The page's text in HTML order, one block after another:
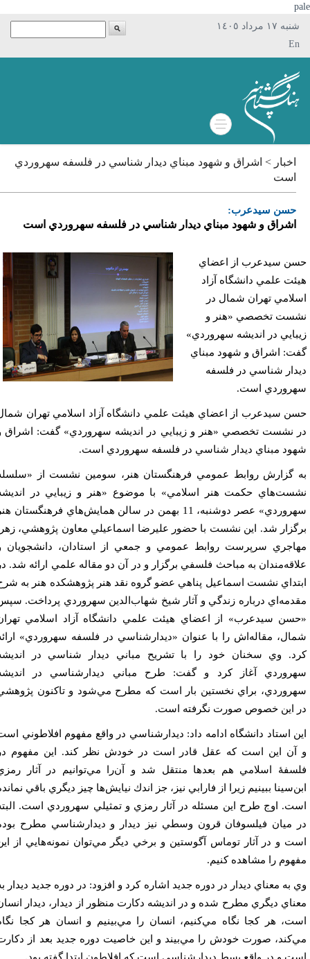
شنبه ١٧ مرداد ١٤٠٥
En
اخبار > اشراق و شهود مبناي ديدار شناسي در فلسفه سهروردي
است
حسن سيدعرب:
اشراق و شهود مبناي ديدار شناسي در فلسفه سهروردي است
سيدعرب از اعضاي
علمي دانشگاه آزاد
تهران شمال در
تخصصي «هنر و
در انديشه سهروردي»
اشراق و شهود مبناي
شناسي در فلسفه
است.
سيدعرب از اعضاي هيئت علمي دانشگاه آزاد اسلامي تهران شمال
نشست تخصصي «هنر و زيبايي در انديشه سهروردي» گفت: اشراق و
مبناي ديدار شناسي در فلسفه سهروردي است.
گزارش روابط عمومي فرهنگستان هنر، سومين نشست از «سلسله
حكمت هنر اسلامي» با موضوع «هنر و زيبايي در انديشه
سهروردي» عصر دوشنبه، 11 بهمن در سالن همايش‌هاي فرهنگستان هنر
شد. اين نشست با حضور عليرضا اسماعيلي معاون پژوهشي، زهرا
سرپرست روابط عمومي و جمعي از استادان، دانشجويان و
به مباحث فلسفي برگزار و در آن دو مقاله علمي ارائه شد. در
نشست اسماعيل پناهي عضو گروه نقد هنر پژوهشكده هنر به شرح
درباره زندگي و آثار شيخ شهاب‌الدين سهروردي پرداخت. سپس
سيدعرب» از اعضاي هيئت علمي دانشگاه آزاد اسلامي تهران
مقاله‌اش را با عنوان «ديدارشناسي در فلسفه سهروردي» ارائه
وي سخنان خود را با تشريح مباني ديدار شناسي در انديشه
آغاز كرد و گفت: طرح مباني ديدارشناسي در انديشه
براي نخستين بار است كه مطرح مي‌شود و تاكنون پژوهشي
اين خصوص صورت نگرفته است.
استاد دانشگاه ادامه داد: ديدارشناسي در واقع مفهوم افلاطوني است
آن اين است كه عقل قادر است در خودش نظر كند. اين مفهوم در
اسلامي هم بعدها منتقل شد و آن‌را مي‌توانيم در آثار رمزي
ببينيم زيرا از فارابي نيز، جز اندك نيايش‌ها چيز ديگري باقي نمانده
اوج طرح اين مسئله در آثار رمزي و تمثيلي سهروردي است. البته
ميان فيلسوفان قرون وسطي نيز ديدار و ديدارشناسي مطرح بوده
و در آثار توماس آگوستين و برخي ديگر مي‌توان نمونه‌‌هايي از اين
را مشاهده كنيم.
به معناي ديدار در دوره جديد اشاره كرد و افزود: در دوره جديد ديدار به
ديگري مطرح شده و در انديشه دكارت منظور از ديدار، ديدار انسان
هر كجا نگاه مي‌كنيم، انسان را مي‌بينيم و انسان هر كجا نگاه
صورت خودش را مي‌بيند و اين خاصيت دوره جديد بعد از دكارت